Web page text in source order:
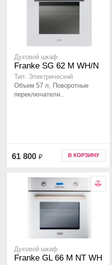
Духовой шкаф
Franke SG 62 M WH/N
Тип: Электрический
Объем 57 л, Поворотные
переключатели..
61 800 ₽ В КОРЗИНУ
Духовой шкаф
Franke GL 66 M NT WH